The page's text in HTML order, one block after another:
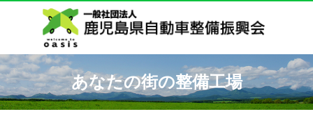
あなたの街の整備工場